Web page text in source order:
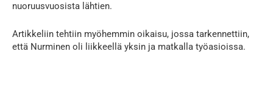
nuoruusvuosista lähtien.
Artikkeliin tehtiin myöhemmin oikaisu, jossa tarkennettiin,
että Nurminen oli liikkeellä yksin ja matkalla työasioissa.